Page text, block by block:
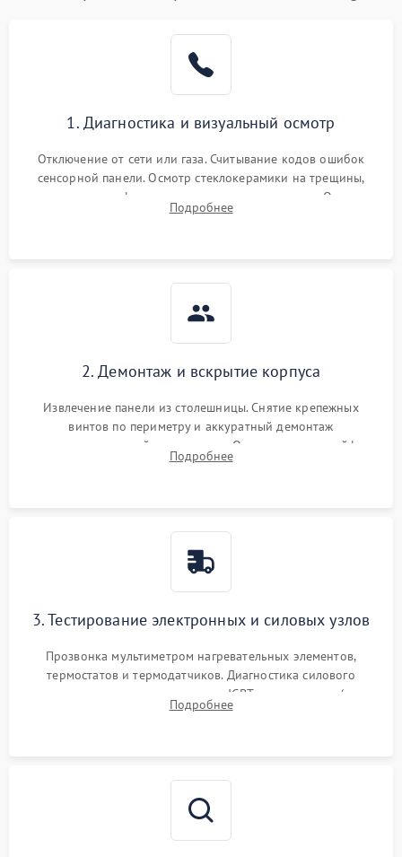
1. Диагностика и визуальный осмотр
Отключение от сети или газа. Считывание кодов ошибок
сенсорной панели. Осмотр стеклокерамики на трещины,
проверка конфорок на равномерность нагрева. Опрос
клиента о симптомах (не включается, не видит посуду,
Подробнее
2. Демонтаж и вскрытие корпуса
Извлечение панели из столешницы. Снятие крепежных
винтов по периметру и аккуратный демонтаж
стеклокерамической поверхности. Отсоединение шлейфов
сенсорного блока для доступа к силовым платам, катушкам
Подробнее
3. Тестирование электронных и силовых узлов
Прозвонка мультиметром нагревательных элементов,
термостатов и термодатчиков. Диагностика силового
модуля, реле, диодных мостов и IGBT-транзисторов (для
индукции). Проверка кранов и газ-контроля (для газовых
Подробнее